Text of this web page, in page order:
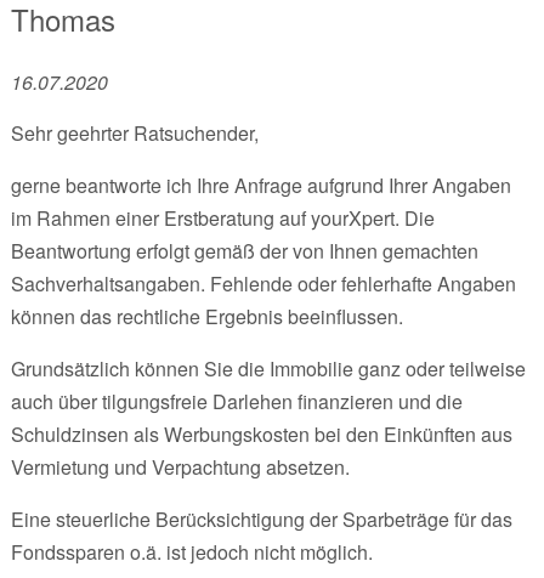
Thomas
16.07.2020
Sehr geehrter Ratsuchender,
gerne beantworte ich Ihre Anfrage aufgrund Ihrer Angaben
im Rahmen einer Erstberatung auf yourXpert. Die
Beantwortung erfolgt gemäß der von Ihnen gemachten
Sachverhaltsangaben. Fehlende oder fehlerhafte Angaben
können das rechtliche Ergebnis beeinflussen.
Grundsätzlich können Sie die Immobilie ganz oder teilweise
auch über tilgungsfreie Darlehen finanzieren und die
Schuldzinsen als Werbungskosten bei den Einkünften aus
Vermietung und Verpachtung absetzen.
Eine steuerliche Berücksichtigung der Sparbeträge für das
Fondssparen o.ä. ist jedoch nicht möglich.